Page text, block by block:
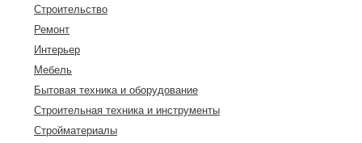
Строительство
Ремонт
Интерьер
Мебель
Бытовая техника и оборудование
Строительная техника и инструменты
Стройматериалы